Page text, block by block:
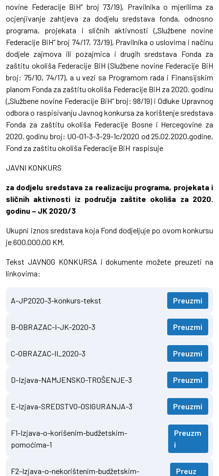
novine Federacije BiH“ broj 73/19), Pravilnika o mjerilima za
ocjenjivanje zahtjeva za dodjelu sredstava fonda, odnosno
programa, projekata i sličnih aktivnosti („Službene novine
Federacije BiH“ broj 74/17, 73/19), Pravilnika o uslovima i načinu
dodjele zajmova ili pozajmica i drugih sredstava Fonda za
zaštitu okoliša Federacije BiH (Službene novine Federacije BiH
broj: 75/10, 74/17), a u vezi sa Programom rada i Finansijskim
planom Fonda za zaštitu okoliša Federacije BiH za 2020. godinu
(„Službene novine Federacije BiH“ broj: 98/19) i Odluke Upravnog
odbora o raspisivanju Javnog konkursa za korištenje sredstava
Fonda za zaštitu okoliša Federacije Bosne i Hercegovine za
2020. godinu broj: UO-01-3-3-29-1c/2020 od 25.02.2020.godine,
Fond za zaštitu okoliša Federacije BiH raspisuje
JAVNI KONKURS
za dodjelu sredstava za realizaciju programa, projekata i
sličnih aktivnosti iz područja zaštite okoliša za 2020.
godinu – JK 2020/3
Ukupni iznos sredstava koja Fond dodjeljuje po ovom konkursu
je 600.000,00 KM.
Tekst JAVNOG KONKURSA i dokumente možete preuzeti na
linkovima:
A-JP2020-3-konkurs-tekst Preuzmi
B-OBRAZAC-I-JK-2020-3 Preuzmi
C-OBRAZAC-II_2020-3 Preuzmi
D-Izjava-NAMJENSKO-TROŠENJE-3 Preuzmi
E-Izjava-SREDSTVO-OSIGURANJA-3 Preuzmi
F1-Izjava-o-korišenim-budžetskim-
pomoćima-1
Preuzm
i
F2-Izjava-o-nekorištenim-budžetskim-
Preuz